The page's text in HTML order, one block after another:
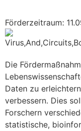
Förderzeitraum:
Die
Daten zu
verbessern. Dies
Forschern
statistische,